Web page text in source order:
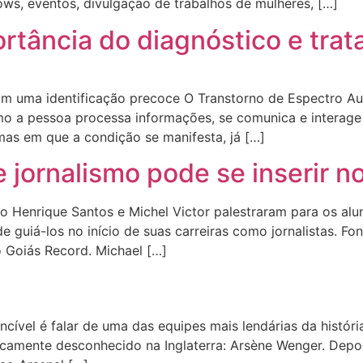
eventos, divulgação de trabalhos de mulheres, […]
do diagnóstico e
uma identificação precoce O Transtorno de Espectro
a pessoa processa informações, se comunica e
em que a condição se manifesta, já […]
jornalismo pode se inserir
Santos e Michel Victor palestraram para os
guiá-los no início de suas carreiras como jornalistas.
Record. Michael […]
é falar de uma das equipes mais lendárias da
desconhecido na Inglaterra: Arsène Wenger.